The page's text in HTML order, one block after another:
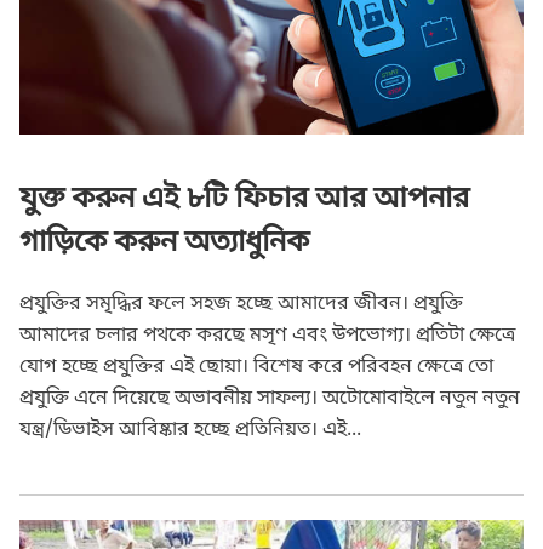
যুক্ত করুন এই ৮টি ফিচার আর আপনার
গাড়িকে করুন অত্যাধুনিক
প্রযুক্তির সমৃদ্ধির ফলে সহজ হচ্ছে আমাদের জীবন। প্রযুক্তি
আমাদের চলার পথকে করছে মসৃণ এবং উপভোগ্য। প্রতিটা ক্ষেত্রে
যোগ হচ্ছে প্রযুক্তির এই ছোয়া। বিশেষ করে পরিবহন ক্ষেত্রে তো
প্রযুক্তি এনে দিয়েছে অভাবনীয় সাফল্য। অটোমোবাইলে নতুন নতুন
যন্ত্র/ডিভাইস আবিষ্কার হচ্ছে প্রতিনিয়ত। এই...